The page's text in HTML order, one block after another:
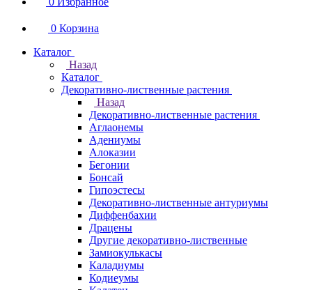
0 Корзина
Каталог
Назад
Каталог
Декоративно-лиственные растения
Назад
Декоративно-лиственные растения
Аглаонемы
Адениумы
Алоказии
Бегонии
Бонсай
Гипоэстесы
Декоративно-лиственные антуриумы
Диффенбахии
Драцены
Другие декоративно-лиственные
Замиокулькасы
Каладиумы
Кодиеумы